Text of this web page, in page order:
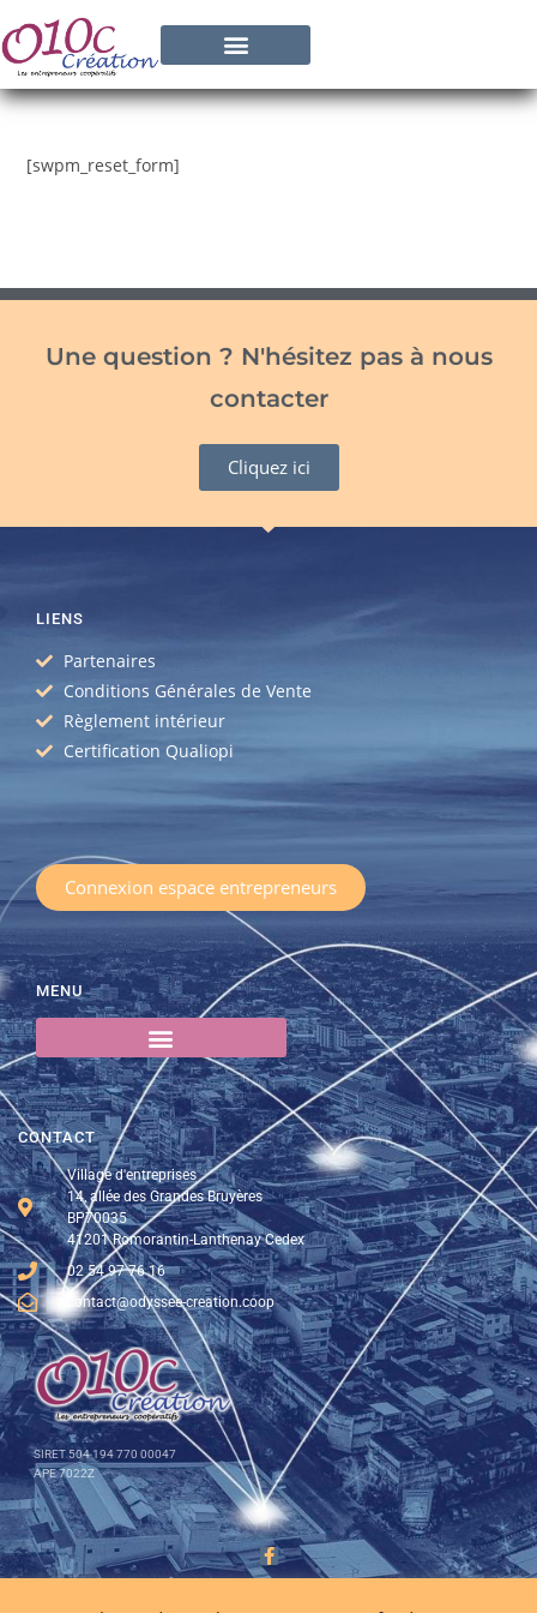
[swpm_reset_form]
Une question ? N'hésitez pas à nous
contacter
Cliquez ici
SIRET 504 194 770 00047
APE 7022Z
CONTACT
Village d'entreprises
14, allée des Grandes Bruyères
BP70035
41201 Romorantin-Lanthenay Cedex
02 54 97 76 16
contact@odyssee-creation.coop
MENU
LIENS
Partenaires
Conditions Générales de Vente
Règlement intérieur
Certification Qualiopi
Connexion espace entrepreneurs